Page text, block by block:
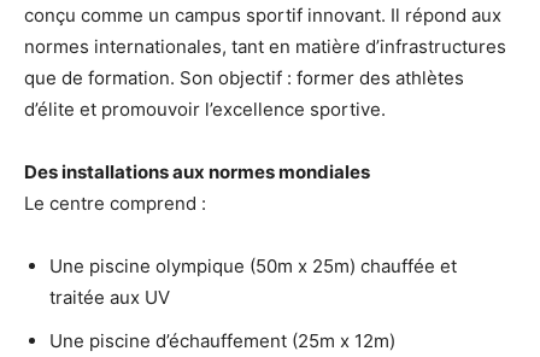
conçu comme un campus sportif innovant. Il répond aux
normes internationales, tant en matière d’infrastructures
que de formation. Son objectif : former des athlètes
d’élite et promouvoir l’excellence sportive.
Des installations aux normes mondiales
Le centre comprend :
Une piscine olympique (50m x 25m) chauffée et
traitée aux UV
Une piscine d’échauffement (25m x 12m)